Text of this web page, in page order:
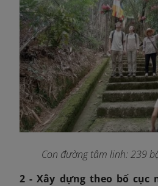
Con đường tâm linh: 239
2 - Xây dựng theo bố cục